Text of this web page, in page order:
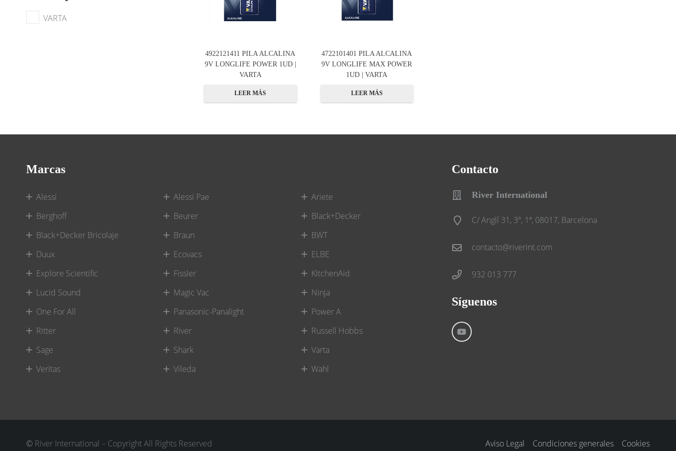
VARTA
4922121411 PILA ALCALINA
9V LONGLIFE POWER 1UD |
VARTA
LEER MÁS
4722101401 PILA ALCALINA
9V LONGLIFE MAX POWER
1UD | VARTA
LEER MÁS
Marcas
Alessi Alessi Pae
Ariete
Berghoff
Beurer
Black+Decker
Black+Decker Bricolaje
Braun
BWT
Duux
Ecovacs
ELBE
Explore Scientific
Fissler
KitchenAid
Lucid Sound
Magic Vac
Ninja
One For All
Panasonic-Panalight
Power A
Ritter
River
Russell Hobbs
Sage
Shark
Varta
Veritas
Vileda Wahl
Contacto
River International
C/ Anglí 31, 3º, 1ª, 08017, Barcelona
contacto@riverint.com
932 013 777
Síguenos
© River International – Copyright All Rights Reserved Aviso Legal Condiciones generales Cookies